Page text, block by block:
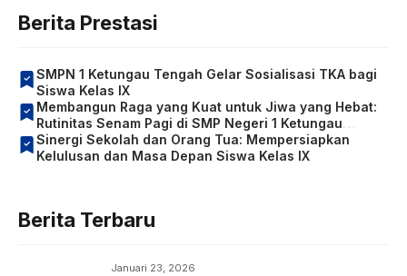
Berita Prestasi
SMPN 1 Ketungau Tengah Gelar Sosialisasi TKA bagi
Siswa Kelas IX
Membangun Raga yang Kuat untuk Jiwa yang Hebat:
Rutinitas Senam Pagi di SMP Negeri 1 Ketungau
Tengah
Sinergi Sekolah dan Orang Tua: Mempersiapkan
Kelulusan dan Masa Depan Siswa Kelas IX
Berita Terbaru
Januari 23, 2026